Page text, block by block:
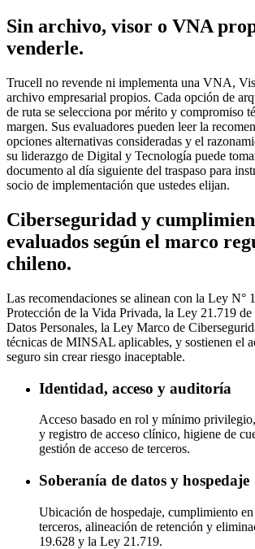
Sin archivo, visor o VNA
venderle.
Trucell no revende ni implementa una VNA,
archivo empresarial propios. Cada opción de
de ruta se selecciona por mérito y compromiso
margen. Sus evaluadores pueden leer la
opciones alternativas consideradas y el
su liderazgo de Digital y Tecnología puede
documento al día siguiente del traspaso para
socio de implementación que ustedes elijan.
Ciberseguridad y
evaluados según el marco
chileno.
Las recomendaciones se alinean con la Ley N°
Protección de la Vida Privada, la Ley 21.719 de
Datos Personales, la Ley Marco de
técnicas de MINSAL aplicables, y sostienen el
seguro sin crear riesgo inaceptable.
Identidad, acceso y auditoría
Acceso basado en rol y mínimo
y registro de acceso clínico, higiene de
gestión de acceso de terceros.
Soberanía de datos y hospedaje
Ubicación de hospedaje, cumplimiento
terceros, alineación de retención y
19.628 y la Ley 21.719.